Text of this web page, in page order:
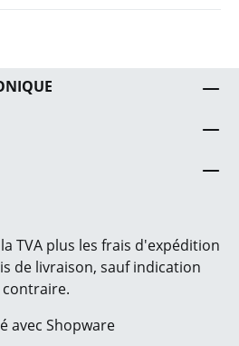
TVA plus les frais d'expédition
de livraison, sauf indication
contraire.
avec Shopware